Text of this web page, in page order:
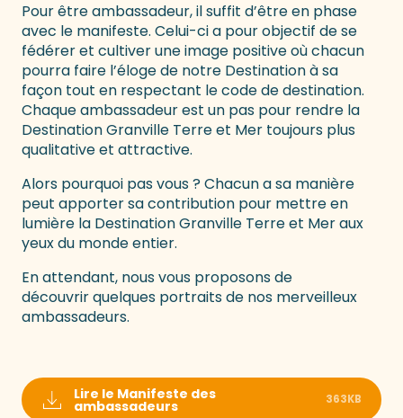
Pour être ambassadeur, il suffit d’être en phase
avec le manifeste. Celui-ci a pour objectif de se
fédérer et cultiver une image positive où chacun
pourra faire l’éloge de notre Destination à sa
façon tout en respectant le code de destination.
Chaque ambassadeur est un pas pour rendre la
Destination Granville Terre et Mer toujours plus
qualitative et attractive.
Alors pourquoi pas vous ? Chacun a sa manière
peut apporter sa contribution pour mettre en
lumière la Destination Granville Terre et Mer aux
yeux du monde entier.
En attendant, nous vous proposons de
découvrir quelques portraits de nos merveilleux
ambassadeurs.
Lire le Manifeste des
ambassadeurs 363KB